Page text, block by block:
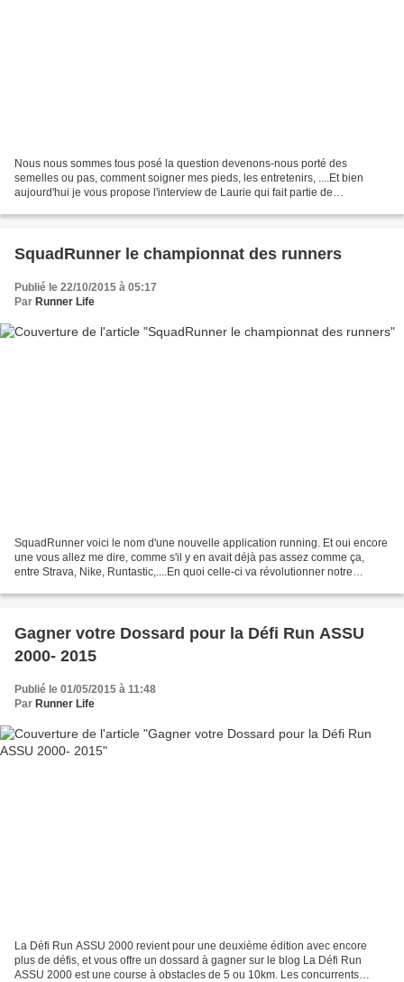
Nous nous sommes tous posé la question devenons-nous porté des
semelles ou pas, comment soigner mes pieds, les entretenirs, ....Et bien
aujourd'hui je vous propose l'interview de Laurie qui fait partie de
SquadRunner le championnat des runners
Publié le 22/10/2015 à 05:17
Par Runner Life
SquadRunner voici le nom d'une nouvelle application running. Et oui encore
une vous allez me dire, comme s'il y en avait déjà pas assez comme ça,
entre Strava, Nike, Runtastic,....En quoi celle-ci va révolutionner notre
Gagner votre Dossard pour la Défi Run ASSU
2000- 2015
Publié le 01/05/2015 à 11:48
Par Runner Life
La Défi Run ASSU 2000 revient pour une deuxième édition avec encore
plus de défis, et vous offre un dossard à gagner sur le blog La Défi Run
ASSU 2000 est une course à obstacles de 5 ou 10km. Les concurrents